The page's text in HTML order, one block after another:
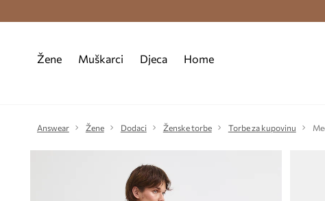
Besplatna
Žene Muškarci Djeca Home
Answear Žene Dodaci Ženske torbe Torbe za kupovinu